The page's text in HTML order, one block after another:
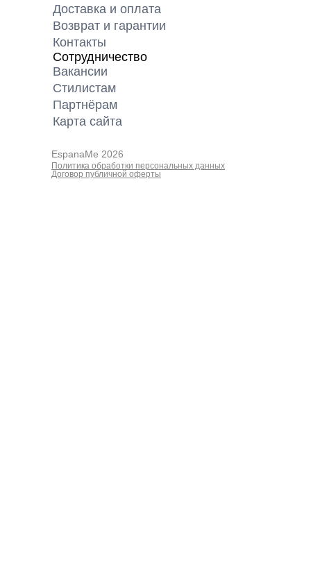
Доставка и оплата
Возврат и гарантии
Контакты
Сотрудничество
Вакансии
Cтилистам
Партнёрам
Карта cайта
EspanaMe 2026
Политика обработки персональных данных
Договор публичной оферты